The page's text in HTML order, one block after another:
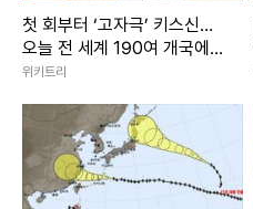
첫 회부터 ‘고자극’ 키스신…
오늘 전 세계 190여 개국에
풀리는 ‘한국 드라마’
위키트리